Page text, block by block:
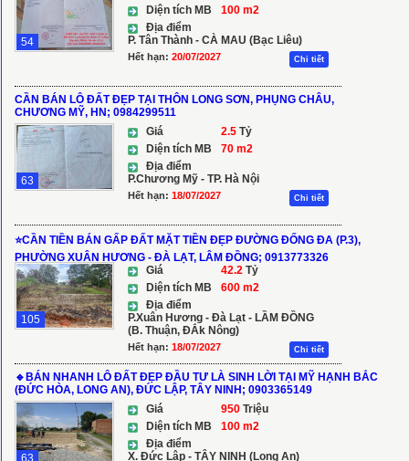
54
Diện tích MB
100 m2
Địa điểm
P. Tân Thành - CÀ MAU (Bạc Liêu)
Hết hạn: 20/07/2027 Chi tiết
CẦN BÁN LÔ ĐẤT ĐẸP TẠI THÔN LONG SƠN, PHỤNG CHÂU,
CHƯƠNG MỸ, HN; 0984299511
63
Giá 2.5 Tỷ
Diện tích MB
70 m2
Địa điểm
P.Chương Mỹ - TP. Hà Nội
Hết hạn: 18/07/2027 Chi tiết
⭐️CẦN TIỀN BÁN GẤP ĐẤT MẶT TIỀN ĐẸP ĐƯỜNG ĐỐNG ĐA (P.3),
PHƯỜNG XUÂN HƯƠNG - ĐÀ LẠT, LÂM ĐỒNG; 0913773326
105
Giá 42.2 Tỷ
Diện tích MB
600 m2
Địa điểm
P.Xuân Hương - Đà Lạt - LẦM ĐỒNG
(B. Thuận, ĐẮk Nông)
Hết hạn: 18/07/2027 Chi tiết
🔹BÁN NHANH LÔ ĐẤT ĐẸP ĐẦU TƯ LÀ SINH LỜI TẠI MỸ HẠNH BẮC
(ĐỨC HÒA, LONG AN), ĐỨC LẬP, TÂY NINH; 0903365149
63
Giá 950 Triệu
Diện tích MB
100 m2
Địa điểm
X. Đức Lập - TÂY NINH (Long An)